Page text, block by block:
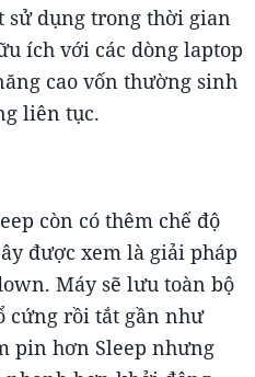
sử dụng trong thời gian
ích với các dòng laptop
cao vốn thường sinh
liên tục.
còn có thêm chế độ
được xem là giải pháp
Máy sẽ lưu toàn bộ
cứng rồi tắt gần như
pin hơn Sleep nhưng